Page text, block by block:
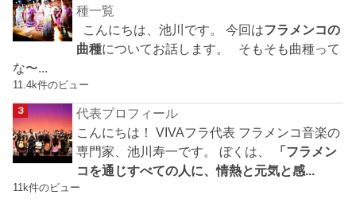
種一覧
こんにちは、池川です。 今回はフラメンコの
曲種についてお話します。 そもそも曲種って
な〜...
11.4k件のビュー
代表プロフィール
こんにちは！ VIVAフラ代表 フラメンコ音楽の
専門家、池川寿一です。 ぼくは、
「フラメン
コを通じすべての人に、情熱と元気と感...
11k件のビュー